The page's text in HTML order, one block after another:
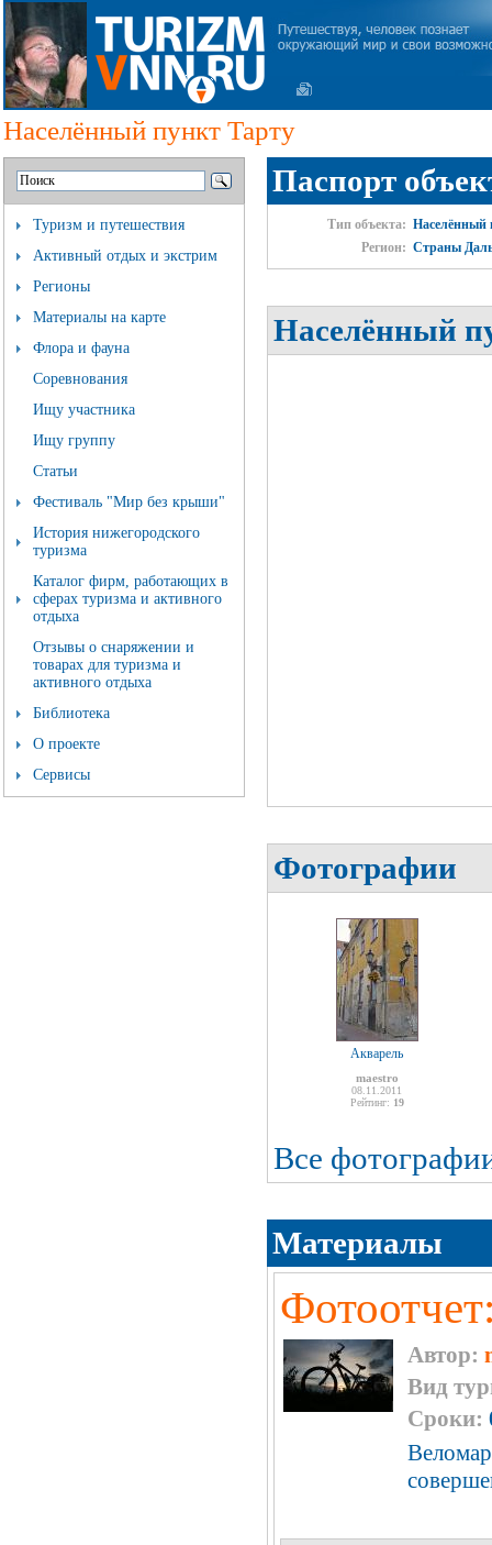
Населённый пункт Тарту
Туризм и путешествия
Активный отдых и экстрим
Регионы
Материалы на карте
Флора и фауна
Соревнования
Ищу участника
Ищу группу
Статьи
Фестиваль "Мир без крыши"
История нижегородского
туризма
Каталог фирм, работающих в
сферах туризма и активного
отдыха
Отзывы о снаряжении и
товарах для туризма и
активного отдыха
Библиотека
О проекте
Сервисы
Паспорт
Тип объекта: Населённый
Регион: Страны
Населённый
Фотографии
Акварель
maestro
08.11.2011
Рейтинг: 19
Все
Материалы
Автор:
Вид
Сроки: